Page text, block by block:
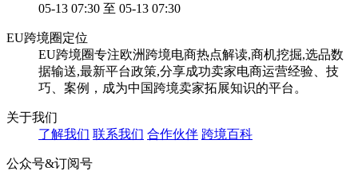
05-13 07:30 至 05-13 07:30
EU跨境圈定位
EU跨境圈专注欧洲跨境电商热点解读,商机挖掘,选品数
据输送,最新平台政策,分享成功卖家电商运营经验、技
巧、案例，成为中国跨境卖家拓展知识的平台。
关于我们
了解我们 联系我们 合作伙伴 跨境百科
公众号&订阅号